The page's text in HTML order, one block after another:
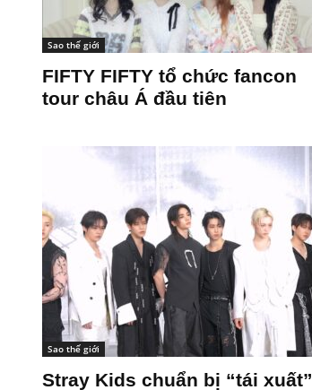
Sao thế giới
FIFTY FIFTY tổ chức fancon
tour châu Á đầu tiên
Sao thế giới
Stray Kids chuẩn bị “tái xuất”